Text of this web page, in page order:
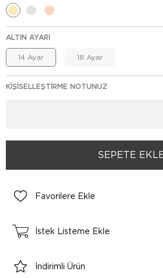
ALTIN AYARI
14 Ayar 18 Ayar
KIŞISELLEŞTIRME NOTUNUZ
Favorilere Ekle
İstek Listeme Ekle
İndirimli Ürün